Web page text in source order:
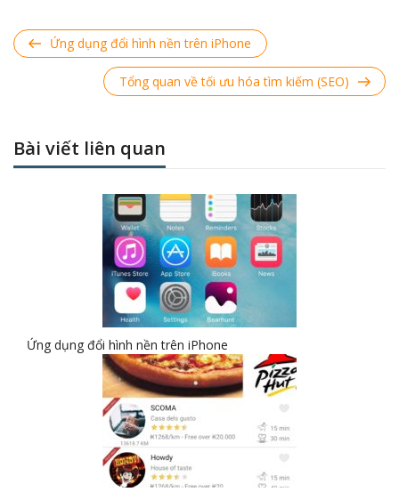
Previous
Post
Ứng dụng đổi hình nền trên iPhone
Next
Post
Tổng quan về tối ưu hóa tìm kiếm (SEO)
Bài viết liên quan
Ứng dụng đổi hình nền trên iPhone